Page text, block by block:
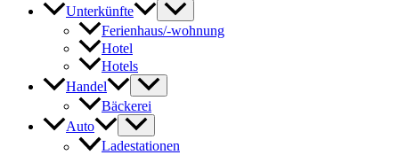
Unterkünfte
Ferienhaus/-wohnung
Hotel
Hotels
Handel
Bäckerei
Auto
Ladestationen